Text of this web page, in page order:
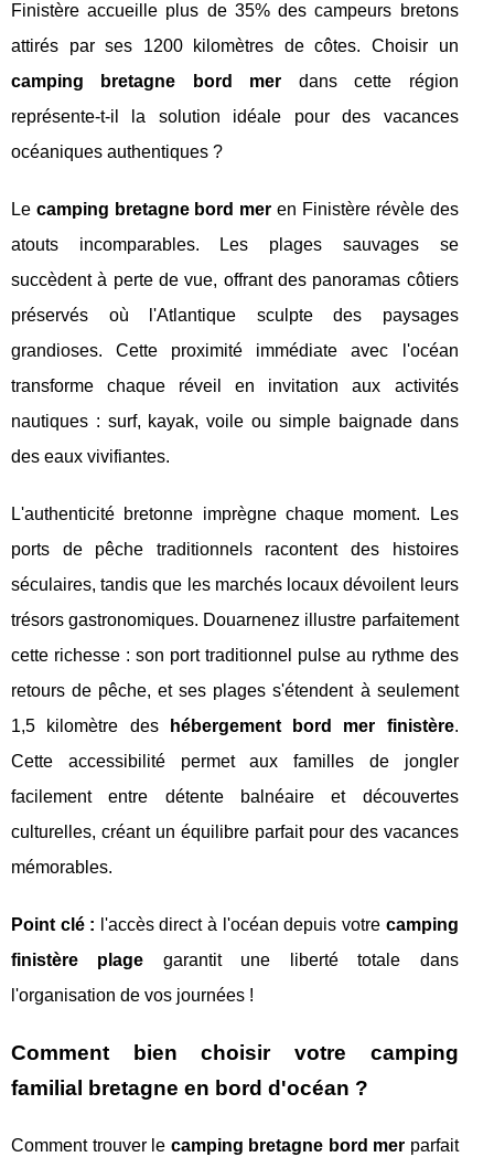
Finistère accueille plus de 35% des campeurs bretons
attirés par ses 1200 kilomètres de côtes. Choisir un
camping bretagne bord mer dans cette région
représente-t-il la solution idéale pour des vacances
océaniques authentiques ?
Le camping bretagne bord mer en Finistère révèle des
atouts incomparables. Les plages sauvages se
succèdent à perte de vue, offrant des panoramas côtiers
préservés où l'Atlantique sculpte des paysages
grandioses. Cette proximité immédiate avec l'océan
transforme chaque réveil en invitation aux activités
nautiques : surf, kayak, voile ou simple baignade dans
des eaux vivifiantes.
L'authenticité bretonne imprègne chaque moment. Les
ports de pêche traditionnels racontent des histoires
séculaires, tandis que les marchés locaux dévoilent leurs
trésors gastronomiques. Douarnenez illustre parfaitement
cette richesse : son port traditionnel pulse au rythme des
retours de pêche, et ses plages s'étendent à seulement
1,5 kilomètre des
hébergement bord mer finistère.
Cette accessibilité permet aux familles de jongler
facilement entre détente balnéaire et découvertes
culturelles, créant un équilibre parfait pour des vacances
mémorables.
Point clé : l'accès direct à l'océan depuis votre camping
finistère plage garantit une liberté totale dans
l'organisation de vos journées !
Comment bien choisir votre camping
familial bretagne en bord d'océan ?
Comment trouver le camping bretagne bord mer parfait